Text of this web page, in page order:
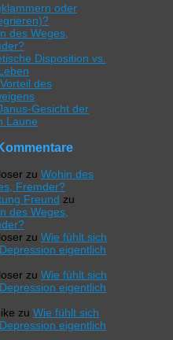
oder
des Weges,
Disposition vs.
des
Gesicht der
Laune
zu Wohin des
Fremder?
Freund zu
des Weges,
zu Wie fühlt sich
eigentlich
zu Wie fühlt sich
eigentlich
zu Wie fühlt sich
eigentlich